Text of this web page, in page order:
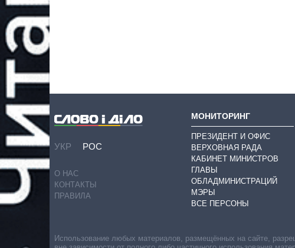
УКР РОС
О НАС
КОНТАКТЫ
ПРАВИЛА
МОНИТОРИНГ
ПРЕЗИДЕНТ И ОФИС
ВЕРХОВНАЯ РАДА
КАБИНЕТ МИНИСТРОВ
ГЛАВЫ
ОБЛАДМИНИСТРАЦИЙ
МЭРЫ
ВСЕ ПЕРСОНЫ
Использование любых материалов, размещённых на сайте,